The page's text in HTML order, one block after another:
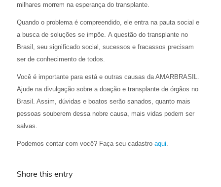
milhares morrem na esperança do transplante.
Quando o problema é compreendido, ele entra na pauta social e
a busca de soluções se impõe. A questão do transplante no
Brasil, seu significado social, sucessos e fracassos precisam
ser de conhecimento de todos.
Você é importante para está e outras causas da AMARBRASIL.
Ajude na divulgação sobre a doação e transplante de órgãos no
Brasil. Assim, dúvidas e boatos serão sanados, quanto mais
pessoas souberem dessa nobre causa, mais vidas podem ser
salvas.
Podemos contar com você? Faça seu cadastro aqui
Share this entry